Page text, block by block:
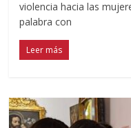
violencia hacia las
palabra con
Leer más